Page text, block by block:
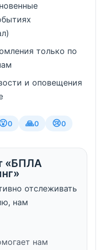
только по
и оповещения
0 🙏0 😢0
«БПЛА
отслеживать
нам
нам